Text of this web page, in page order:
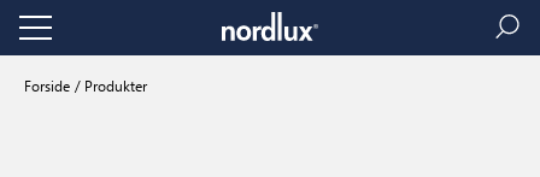
Forside Produkter